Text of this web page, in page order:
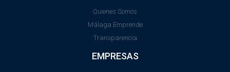
Quienes Somos
Málaga Emprende
Transparencia
EMPRESAS